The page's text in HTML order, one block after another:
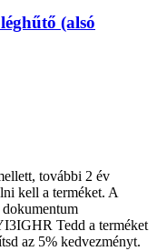
(alsó
további 2 év
kell a terméket. A
Tedd a terméket
az 5% kedvezményt.